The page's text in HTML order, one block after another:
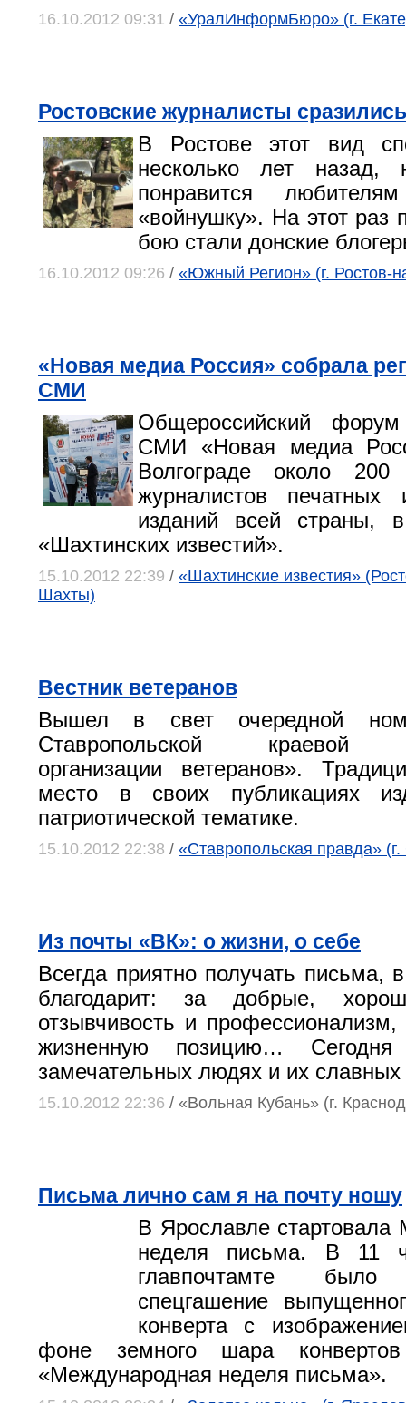
16.10.2012 09:31 / «УралИнформБюро» (г.
Ростовские журналисты
В Ростове этот вид
несколько лет
понравится
«войнушку». На этот раз
бою стали донские
16.10.2012 09:26 / «Южный Регион» (г. Ростов-
«Новая медиа Россия» собрала
СМИ
Общероссийский форум
СМИ «Новая медиа
Волгограде около
журналистов печатных
изданий всей страны,
«Шахтинских известий».
15.10.2012 22:39 / «Шахтинские известия»
Шахты)
Вестник ветеранов
Вышел в свет очередной
Ставропольской краевой
организации ветеранов».
место в своих публикациях
патриотической тематике.
15.10.2012 22:38 / «Ставропольская правда»
Из почты «ВК»: о жизни, о себе
Всегда приятно получать письма,
благодарит: за добрые,
отзывчивость и
жизненную позицию…
замечательных людях и их славных
15.10.2012 22:36 / «Вольная Кубань» (г.
Письма лично сам я на почту ношу
В Ярославле стартовала
неделя письма. В 11
главпочтамте было
спецгашение
конверта с
фоне земного шара
«Международная неделя письма».